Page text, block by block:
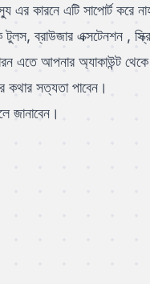
এর কারনে এটি সাপোর্ট করে
টুলস, ব্রাউজার এক্সটেনশন ,
এতে আপনার অ্যাকাউন্ট
কথার সত্যতা পাবেন।
জানাবেন।